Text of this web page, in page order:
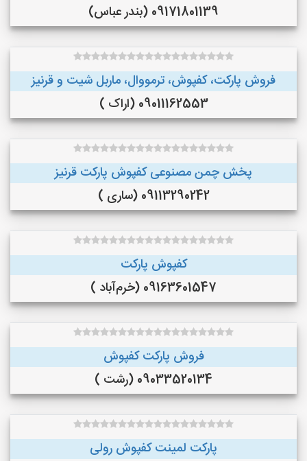
09171801139 (بندر عباس)
فروش پارکت، کفپوش، ترمووال، ماربل شیت و قرنیز
09011162553 (اراک )
پخش چمن مصنوعی کفپوش پارکت قرنیز
09113290242 (ساری )
کفپوش پارکت
09163601547 (خرم‌آباد )
فروش پارکت کفپوش
09033520134 (رشت )
پارکت لمینت کفپوش رولی